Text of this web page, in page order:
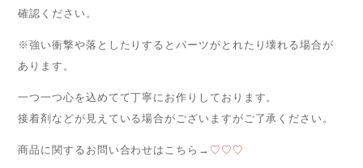
確認ください。
※強い衝撃や落としたりするとパーツがとれたり壊れる場合が
あります。
一つ一つ心を込めてて丁寧にお作りしております。
接着剤などが見えている場合がございますがご了承ください。
商品に関するお問い合わせはこちら→ ♡♡♡